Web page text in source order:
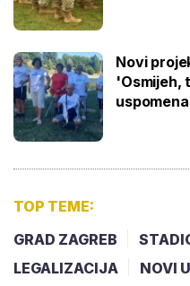
Novi
'Osmijeh,
TOP TEME:
GRAD ZAGREB
LEGALIZACIJA
NOVI